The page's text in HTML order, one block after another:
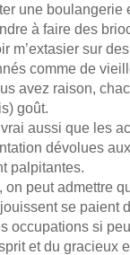
une boulangerie
à faire des
m’extasier sur
comme de
avez raison,
goût.
aussi que les
dévolues
palpitantes.
on peut admettre
se paient
occupations si
et du gracieux